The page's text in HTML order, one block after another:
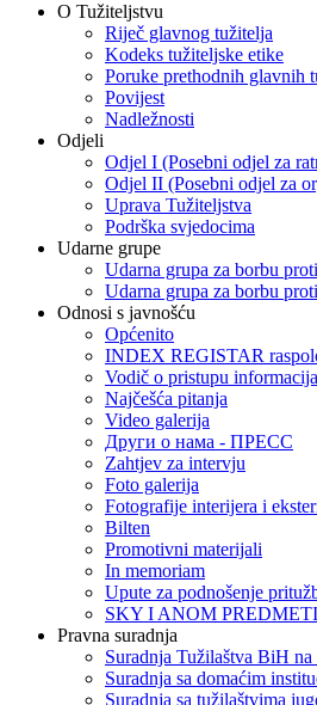
O Tužiteljstvu
Riječ glavnog tužitelja
Kodeks tužiteljske etike
Poruke prethodnih glavnih
Povijest
Nadležnosti
Odjeli
Odjel I (Posebni odjel za
Odjel II (Posebni odjel za
Uprava Tužiteljstva
Podrška svjedocima
Udarne grupe
Udarna grupa za borbu
Udarna grupa za borbu
Odnosi s javnošću
Općenito
INDEX REGISTAR
Vodič o pristupu
Najčešća pitanja
Video galerija
Други о нама - ПРЕСC
Zahtjev za intervju
Foto galerija
Fotografije interijera i
Bilten
Promotivni materijali
In memoriam
Upute za podnošenje
SKY I ANOM PREDMETI
Pravna suradnja
Suradnja Tužilaštva BiH
Suradnja sa domaćim
Suradnja sa tužilaštvima